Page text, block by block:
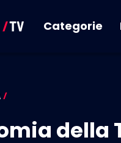
Categorie
/
della